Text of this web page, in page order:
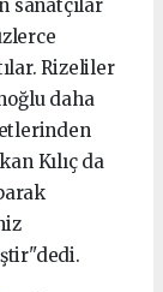
sanatçılar
Rizeliler
daha
Kılıç da